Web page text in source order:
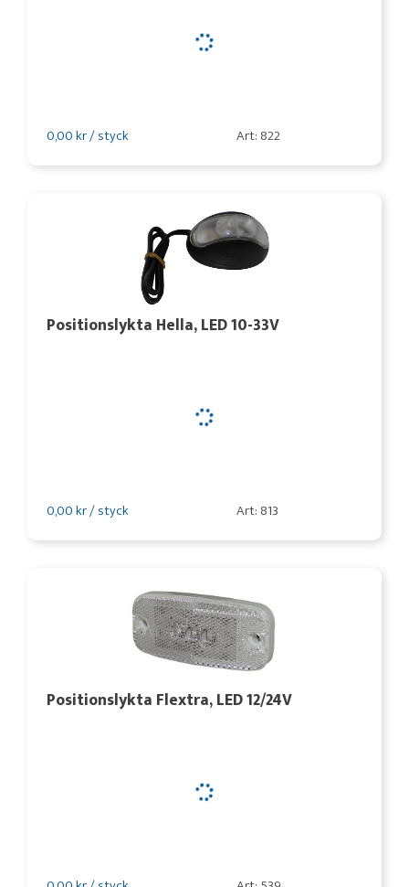
0,00 kr / styck Art: 822
Positionslykta Hella, LED 10-33V
0,00 kr / styck Art: 813
Positionslykta Flextra, LED 12/24V